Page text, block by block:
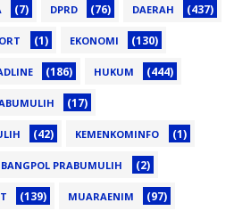
(7) DPRD (76) DAERAH (437)
(1) EKONOMI (130)
(186) HUKUM (444)
(17)
(42) KEMENKOMINFO (1)
PRABUMULIH (2)
(139) MUARAENIM (97)